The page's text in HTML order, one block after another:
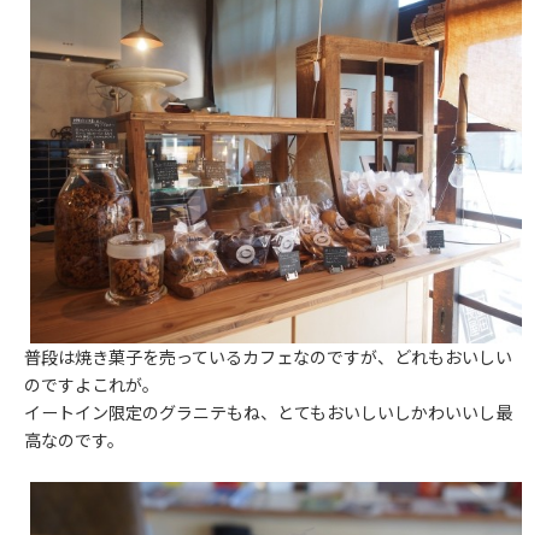
普段は焼き菓子を売っているカフェなのですが、どれもおいしい
のですよこれが。
イートイン限定のグラニテもね、とてもおいしいしかわいいし最
高なのです。